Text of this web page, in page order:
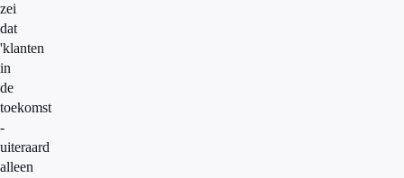
zei
dat
'klanten
in
de
toekomst
-
uiteraard
alleen